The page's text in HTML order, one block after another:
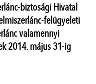
biztosági Hivatal
felügyeleti
valamennyi
2014. május 31-ig